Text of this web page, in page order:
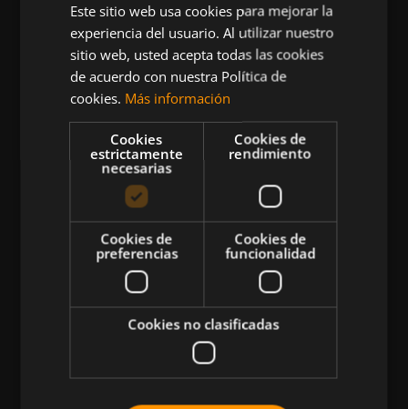
Queremos mantenerte al día en temas de
deportes, fitness, nutrición, salud, recetas
saludables y tecnología aplicada al deporte y la
vida sana.
CATEGORÍAS
Atletismo
Musculación
Más Deportes
Este sitio web usa cookies para mejorar la
experiencia del usuario. Al utilizar nuestro
sitio web, usted acepta todas las cookies
de acuerdo con nuestra Política de
cookies. Más información
Cookies
estrictamente
necesarias
Cookies de
rendimiento
Cookies de
preferencias
Cookies de
funcionalidad
Cookies no clasificadas